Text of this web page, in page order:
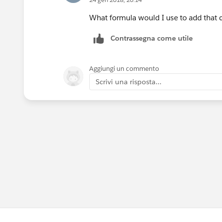
What formula would I use to add that
Contrassegna come utile
Aggiungi un commento
Scrivi una risposta...